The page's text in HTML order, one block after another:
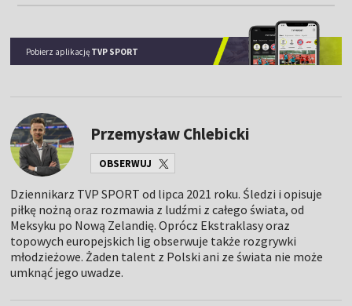
Pobierz aplikację TVP SPORT
Przemysław Chlebicki
OBSERWUJ
Dziennikarz TVP SPORT od lipca 2021 roku. Śledzi i opisuje
piłkę nożną oraz rozmawia z ludźmi z całego świata, od
Meksyku po Nową Zelandię. Oprócz Ekstraklasy oraz
topowych europejskich lig obserwuje także rozgrywki
młodzieżowe. Żaden talent z Polski ani ze świata nie może
umknąć jego uwadze.